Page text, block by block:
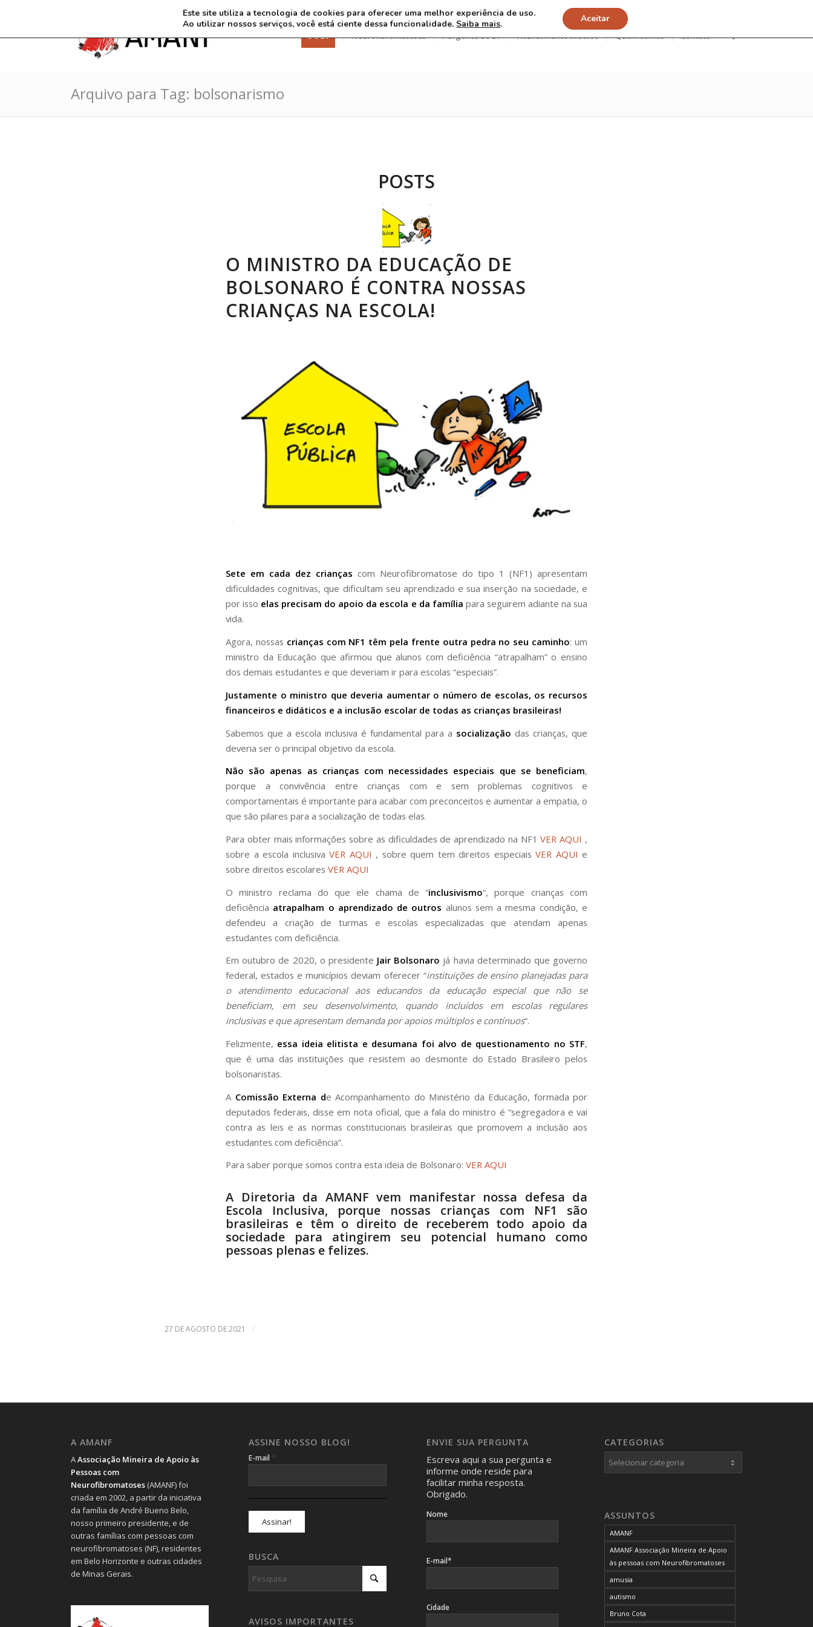
3 8 26 Neurofibromatoses Pergunte ao Dr Atendimento Médico Quem somos Contato
Arquivo para Tag: bolsonarismo
POSTS
O MINISTRO DA EDUCAÇÃO DE
BOLSONARO É CONTRA NOSSAS
CRIANÇAS NA ESCOLA!
Sete em cada dez crianças com Neurofibromatose do tipo 1 (NF1) apresentam
dificuldades cognitivas, que dificultam seu aprendizado e sua inserção na sociedade, e
por isso elas precisam do apoio da escola e da família para seguirem adiante na sua
vida.
Agora, nossas crianças com NF1 têm pela frente outra pedra no seu caminho: um
ministro da Educação que afirmou que alunos com deficiência “atrapalham” o ensino
dos demais estudantes e que deveriam ir para escolas “especiais”.
Justamente o ministro que deveria aumentar o número de escolas, os recursos
financeiros e didáticos e a inclusão escolar de todas as crianças brasileiras!
Sabemos que a escola inclusiva é fundamental para a socialização das crianças, que
deveria ser o principal objetivo da escola.
Não são apenas as crianças com necessidades especiais que se beneficiam,
porque a convivência entre crianças com e sem problemas cognitivos e
comportamentais é importante para acabar com preconceitos e aumentar a empatia, o
que são pilares para a socialização de todas elas.
Para obter mais informações sobre as dificuldades de aprendizado na NF1VER AQUI ,
sobre a escola inclusiva VER AQUI , sobre quem tem direitos especiais VER AQUI e
sobre direitos escolares VER AQUI
O ministro reclama do que ele chama de “inclusivismo“, porque crianças com
deficiência atrapalham o aprendizado de outros alunos sem a mesma condição, e
defendeu a criação de turmas e escolas especializadas que atendam apenas
estudantes com deficiência.
Em outubro de 2020, o presidente Jair Bolsonaro já havia determinado que governo
federal, estados e municípios deviam oferecer “instituições de ensino planejadas para
o atendimento educacional aos educandos da educação especial que não se
beneficiam, em seu desenvolvimento, quando incluídos em escolas regulares
inclusivas e que apresentam demanda por apoios múltiplos e contínuos“.
Felizmente, essa ideia elitista e desumana foi alvo de questionamento no STF,
que é uma das instituições que resistem ao desmonte do Estado Brasileiro pelos
bolsonaristas.
A Comissão Externa de Acompanhamento do Ministério da Educação, formada por
deputados federais, disse em nota oficial, que a fala do ministro é “segregadora e vai
contra as leis e as normas constitucionais brasileiras que promovem a inclusão aos
estudantes com deficiência”.
Para saber porque somos contra esta ideia de Bolsonaro: VER AQUI
A Diretoria da AMANF vem manifestar nossa defesa da
Escola Inclusiva, porque nossas crianças com NF1 são
brasileiras e têm o direito de receberem todo apoio da
sociedade para atingirem seu potencial humano como
pessoas plenas e felizes.
27 DE AGOSTO DE 2021 /
A AMANF
AAssociação Mineira de Apoio às
Pessoas com
Neurofibromatoses (AMANF) foi
criada em 2002, a partir da iniciativa
da família de André Bueno Belo,
nosso primeiro presidente, e de
outras famílias com pessoas com
neurofibromatoses (NF), residentes
em Belo Horizonte e outras cidades
de Minas Gerais.
ASSINE NOSSO BLOG!
E-mail *
BUSCA
AVISOS IMPORTANTES
ENVIE SUA PERGUNTA
Escreva aqui a sua pergunta e
informe onde reside para
facilitar minha resposta.
Obrigado.
Nome
E-mail*
Cidade
CATEGORIAS
Categorias
ASSUNTOS
AMANF
AMANF Associação Mineira de Apoio
às pessoas com Neurofibromatoses
amusia
autismo
Bruno Cota
Este site utiliza a tecnologia de cookies para oferecer uma melhor experiência de uso.
Ao utilizar nossos serviços, você está ciente dessa funcionalidade. Saiba mais. Aceitar